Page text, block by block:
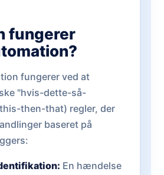
fungerer
fungerer ved at
"hvis-dette-så-
then-that) regler, der
baseret på
En hændelse